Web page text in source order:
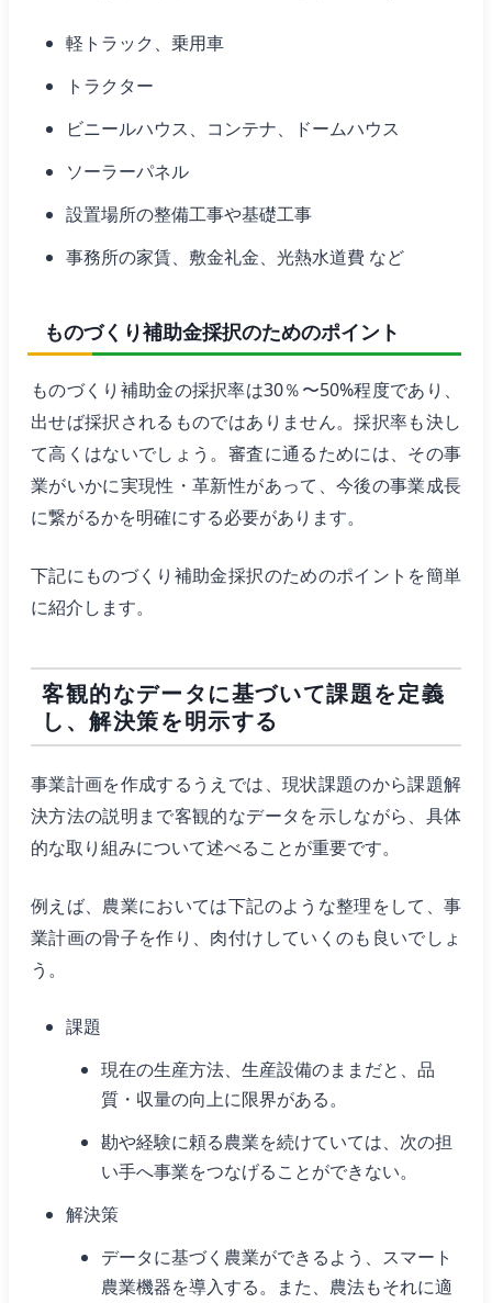
軽トラック、乗用車
トラクター
ビニールハウス、コンテナ、ドームハウス
ソーラーパネル
設置場所の整備工事や基礎工事
事務所の家賃、敷金礼金、光熱水道費 など
ものづくり補助金採択のためのポイント
ものづくり補助金の採択率は30％〜50%程度であり、
出せば採択されるものではありません。採択率も決し
て高くはないでしょう。審査に通るためには、その事
業がいかに実現性・革新性があって、今後の事業成長
に繋がるかを明確にする必要があります。
下記にものづくり補助金採択のためのポイントを簡単
に紹介します。
客観的なデータに基づいて課題を定義
し、解決策を明示する
事業計画を作成するうえでは、現状課題のから課題解
決方法の説明まで客観的なデータを示しながら、具体
的な取り組みについて述べることが重要です。
例えば、農業においては下記のような整理をして、事
業計画の骨子を作り、肉付けしていくのも良いでしょ
う。
課題
現在の生産方法、生産設備のままだと、品
質・収量の向上に限界がある。
勘や経験に頼る農業を続けていては、次の担
い手へ事業をつなげることができない。
解決策
データに基づく農業ができるよう、スマート
農業機器を導入する。また、農法もそれに適